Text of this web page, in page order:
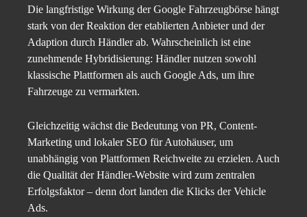
Die langfristige Wirkung der Google Fahrzeugbörse hängt
stark von der Reaktion der etablierten Anbieter und der
Adaption durch Händler ab. Wahrscheinlich ist eine
zunehmende Hybridisierung: Händler nutzen sowohl
klassische Plattformen als auch Google Ads, um ihre
Fahrzeuge zu vermarkten.
Gleichzeitig wächst die Bedeutung von PR, Content-
Marketing und lokaler SEO für Autohäuser, um
unabhängig von Plattformen Reichweite zu erzielen. Auch
die Qualität der Händler-Website wird zum zentralen
Erfolgsfaktor – denn dort landen die Klicks der Vehicle
Ads.